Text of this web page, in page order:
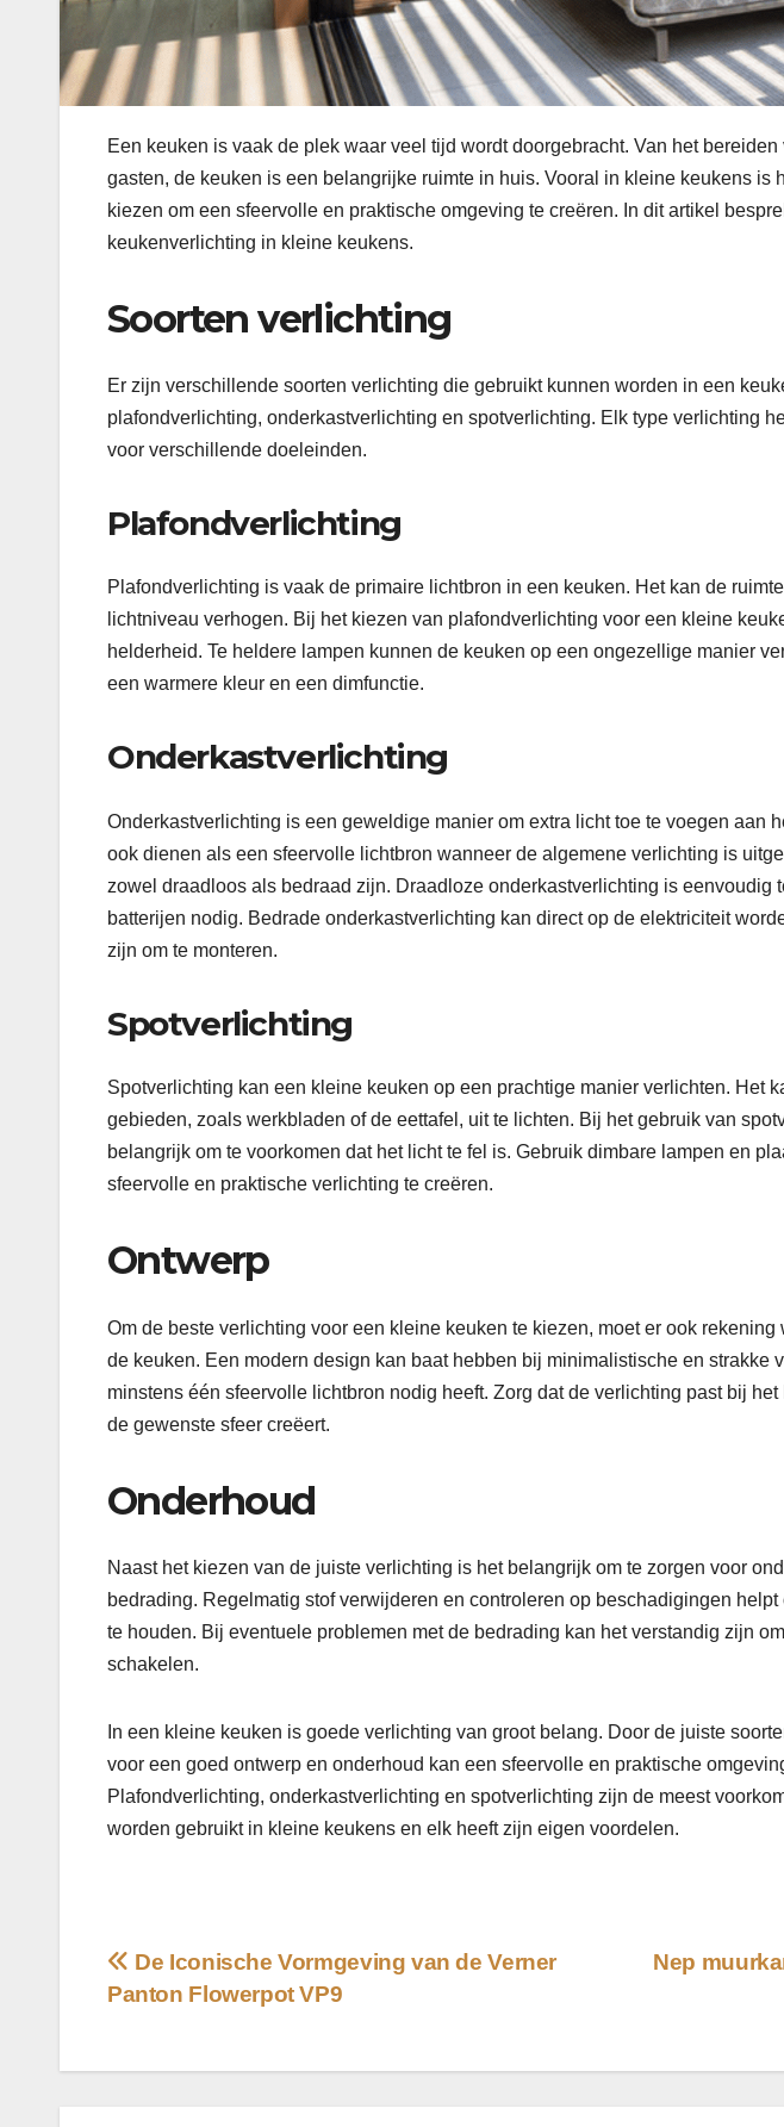
Een keuken is vaak de plek waar veel tijd wordt doorgebracht. Van het
gasten, de keuken is een belangrijke ruimte in huis. Vooral in kleine keukens is
kiezen om een sfeervolle en praktische omgeving te creëren. In dit artikel
keukenverlichting in kleine keukens.
Soorten verlichting
Er zijn verschillende soorten verlichting die gebruikt kunnen worden in een
plafondverlichting, onderkastverlichting en spotverlichting. Elk type verlichting
voor verschillende doeleinden.
Plafondverlichting
Plafondverlichting is vaak de primaire lichtbron in een keuken. Het kan de
lichtniveau verhogen. Bij het kiezen van plafondverlichting voor een kleine
helderheid. Te heldere lampen kunnen de keuken op een ongezellige manier
een warmere kleur en een dimfunctie.
Onderkastverlichting
Onderkastverlichting is een geweldige manier om extra licht toe te voegen aan
ook dienen als een sfeervolle lichtbron wanneer de algemene verlichting is
zowel draadloos als bedraad zijn. Draadloze onderkastverlichting is eenvoudig
batterijen nodig. Bedrade onderkastverlichting kan direct op de elektriciteit
zijn om te monteren.
Spotverlichting
Spotverlichting kan een kleine keuken op een prachtige manier verlichten. Het
gebieden, zoals werkbladen of de eettafel, uit te lichten. Bij het gebruik van
belangrijk om te voorkomen dat het licht te fel is. Gebruik dimbare lampen en
sfeervolle en praktische verlichting te creëren.
Ontwerp
Om de beste verlichting voor een kleine keuken te kiezen, moet er ook
de keuken. Een modern design kan baat hebben bij minimalistische en strakke
minstens één sfeervolle lichtbron nodig heeft. Zorg dat de verlichting past bij
de gewenste sfeer creëert.
Onderhoud
Naast het kiezen van de juiste verlichting is het belangrijk om te zorgen voor
bedrading. Regelmatig stof verwijderen en controleren op beschadigingen
te houden. Bij eventuele problemen met de bedrading kan het verstandig zijn
schakelen.
In een kleine keuken is goede verlichting van groot belang. Door de juiste
voor een goed ontwerp en onderhoud kan een sfeervolle en praktische
Plafondverlichting, onderkastverlichting en spotverlichting zijn de meest
worden gebruikt in kleine keukens en elk heeft zijn eigen voordelen.
Bericht
navigatie
Nep
De Iconische Vormgeving van de Verner
Panton Flowerpot VP9